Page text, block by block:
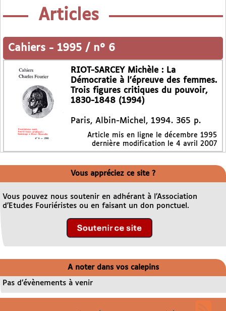
Articles
Cahiers - 1995 / n° 6
RIOT-SARCEY Michèle : La
Démocratie à l’épreuve des femmes.
Trois figures critiques du pouvoir,
1830-1848 (1994)
Paris, Albin-Michel, 1994. 365 p.
Article mis en ligne le décembre 1995
dernière modification le 4 avril 2007
Vous appréciez ce site ?
Vous pouvez nous soutenir en adhérant à l’Association
d’Etudes Fouriéristes ou en faisant un don ponctuel.
A noter dans vos calepins
Pas d’évènements à venir